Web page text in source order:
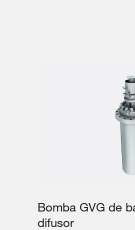
Bomba GVG de
difusor